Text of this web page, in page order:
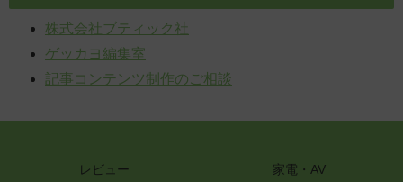
株式会社ブティック社
ゲッカヨ編集室
記事コンテンツ制作のご相談
レビュー
家電・AV